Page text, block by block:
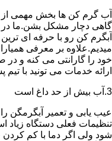
آب گرم کن ها بخش مهمی از
گاهی دچار مشکل بشن.ما در
آبگرم کن رو با حرفه ای
میدیم.علاوه بر معرفی
خود را گارانتی می کنه و
ارائه خدمات می تونید با تیم
3.آب بیش از حد داغ است
عیب یابی و تعمیر آبگرمگن
تنظیمات فعلی دستگاه
شود ولی اگر دما با کم کردن